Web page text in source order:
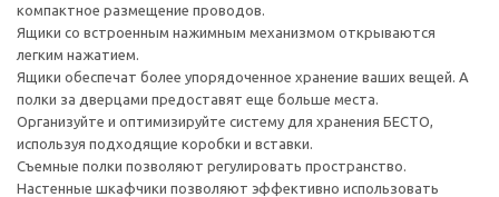
компактное размещение проводов.
Ящики со встроенным нажимным механизмом открываются
легким нажатием.
Ящики обеспечат более упорядоченное хранение ваших вещей. А
полки за дверцами предоставят еще больше места.
Организуйте и оптимизируйте систему для хранения БЕСТО,
используя подходящие коробки и вставки.
Съемные полки позволяют регулировать пространство.
Настенные шкафчики позволяют эффективно использовать